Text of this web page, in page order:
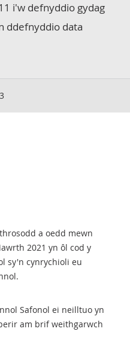
i'w defnyddio gydag
ddefnyddio data
a oedd mewn
2021 yn ôl cod y
sy'n cynrychioli eu
Safonol ei neilltuo yn
am brif weithgarwch